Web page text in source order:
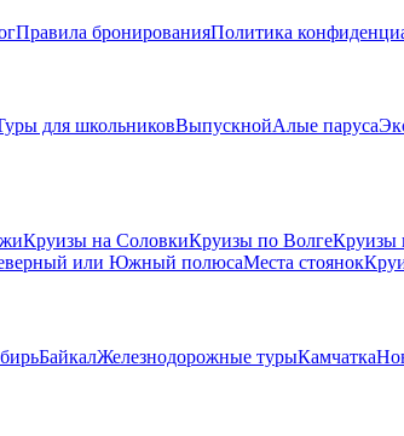
Правила бронированияПолитика
для школьниковВыпускнойАлые паруса
Круизы на СоловкиКруизы по ВолгеКруизы
или Южный полюсаМеста стоянок
БайкалЖелезнодорожные турыКамчатка